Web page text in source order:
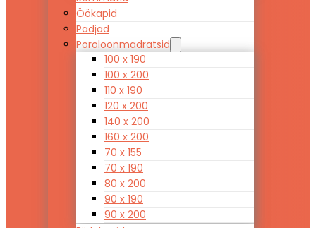
Öökapid
Padjad
Poroloonmadratsid
100 x 190
100 x 200
110 x 190
120 x 200
140 x 200
160 x 200
70 x 155
70 x 190
80 x 200
90 x 190
90 x 200